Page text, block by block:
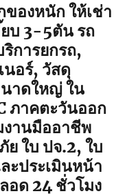
ของหนัก ให้เช่า
ยบ 3-5ตัน รถ
การยกรถ,
นอร์, วัสดุ
าดใหญ่ ใน
ภาคตะวันออก
านมืออาชีพ
ใบ ปจ.2, ใบ
ะประเมินหน้า
อด 24 ชั่วโมง